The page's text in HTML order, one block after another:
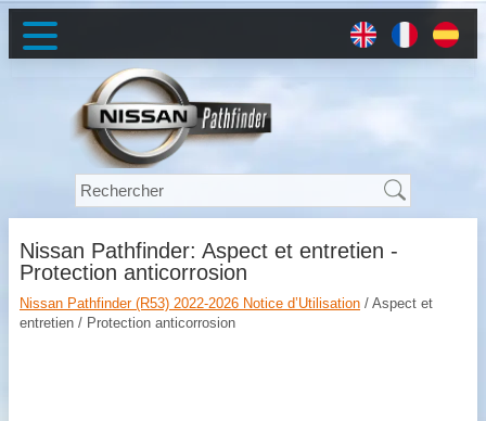
Nissan Pathfinder: Aspect et entretien -
Protection anticorrosion
Nissan Pathfinder (R53) 2022-2026 Notice d’Utilisation / Aspect et
entretien / Protection anticorrosion